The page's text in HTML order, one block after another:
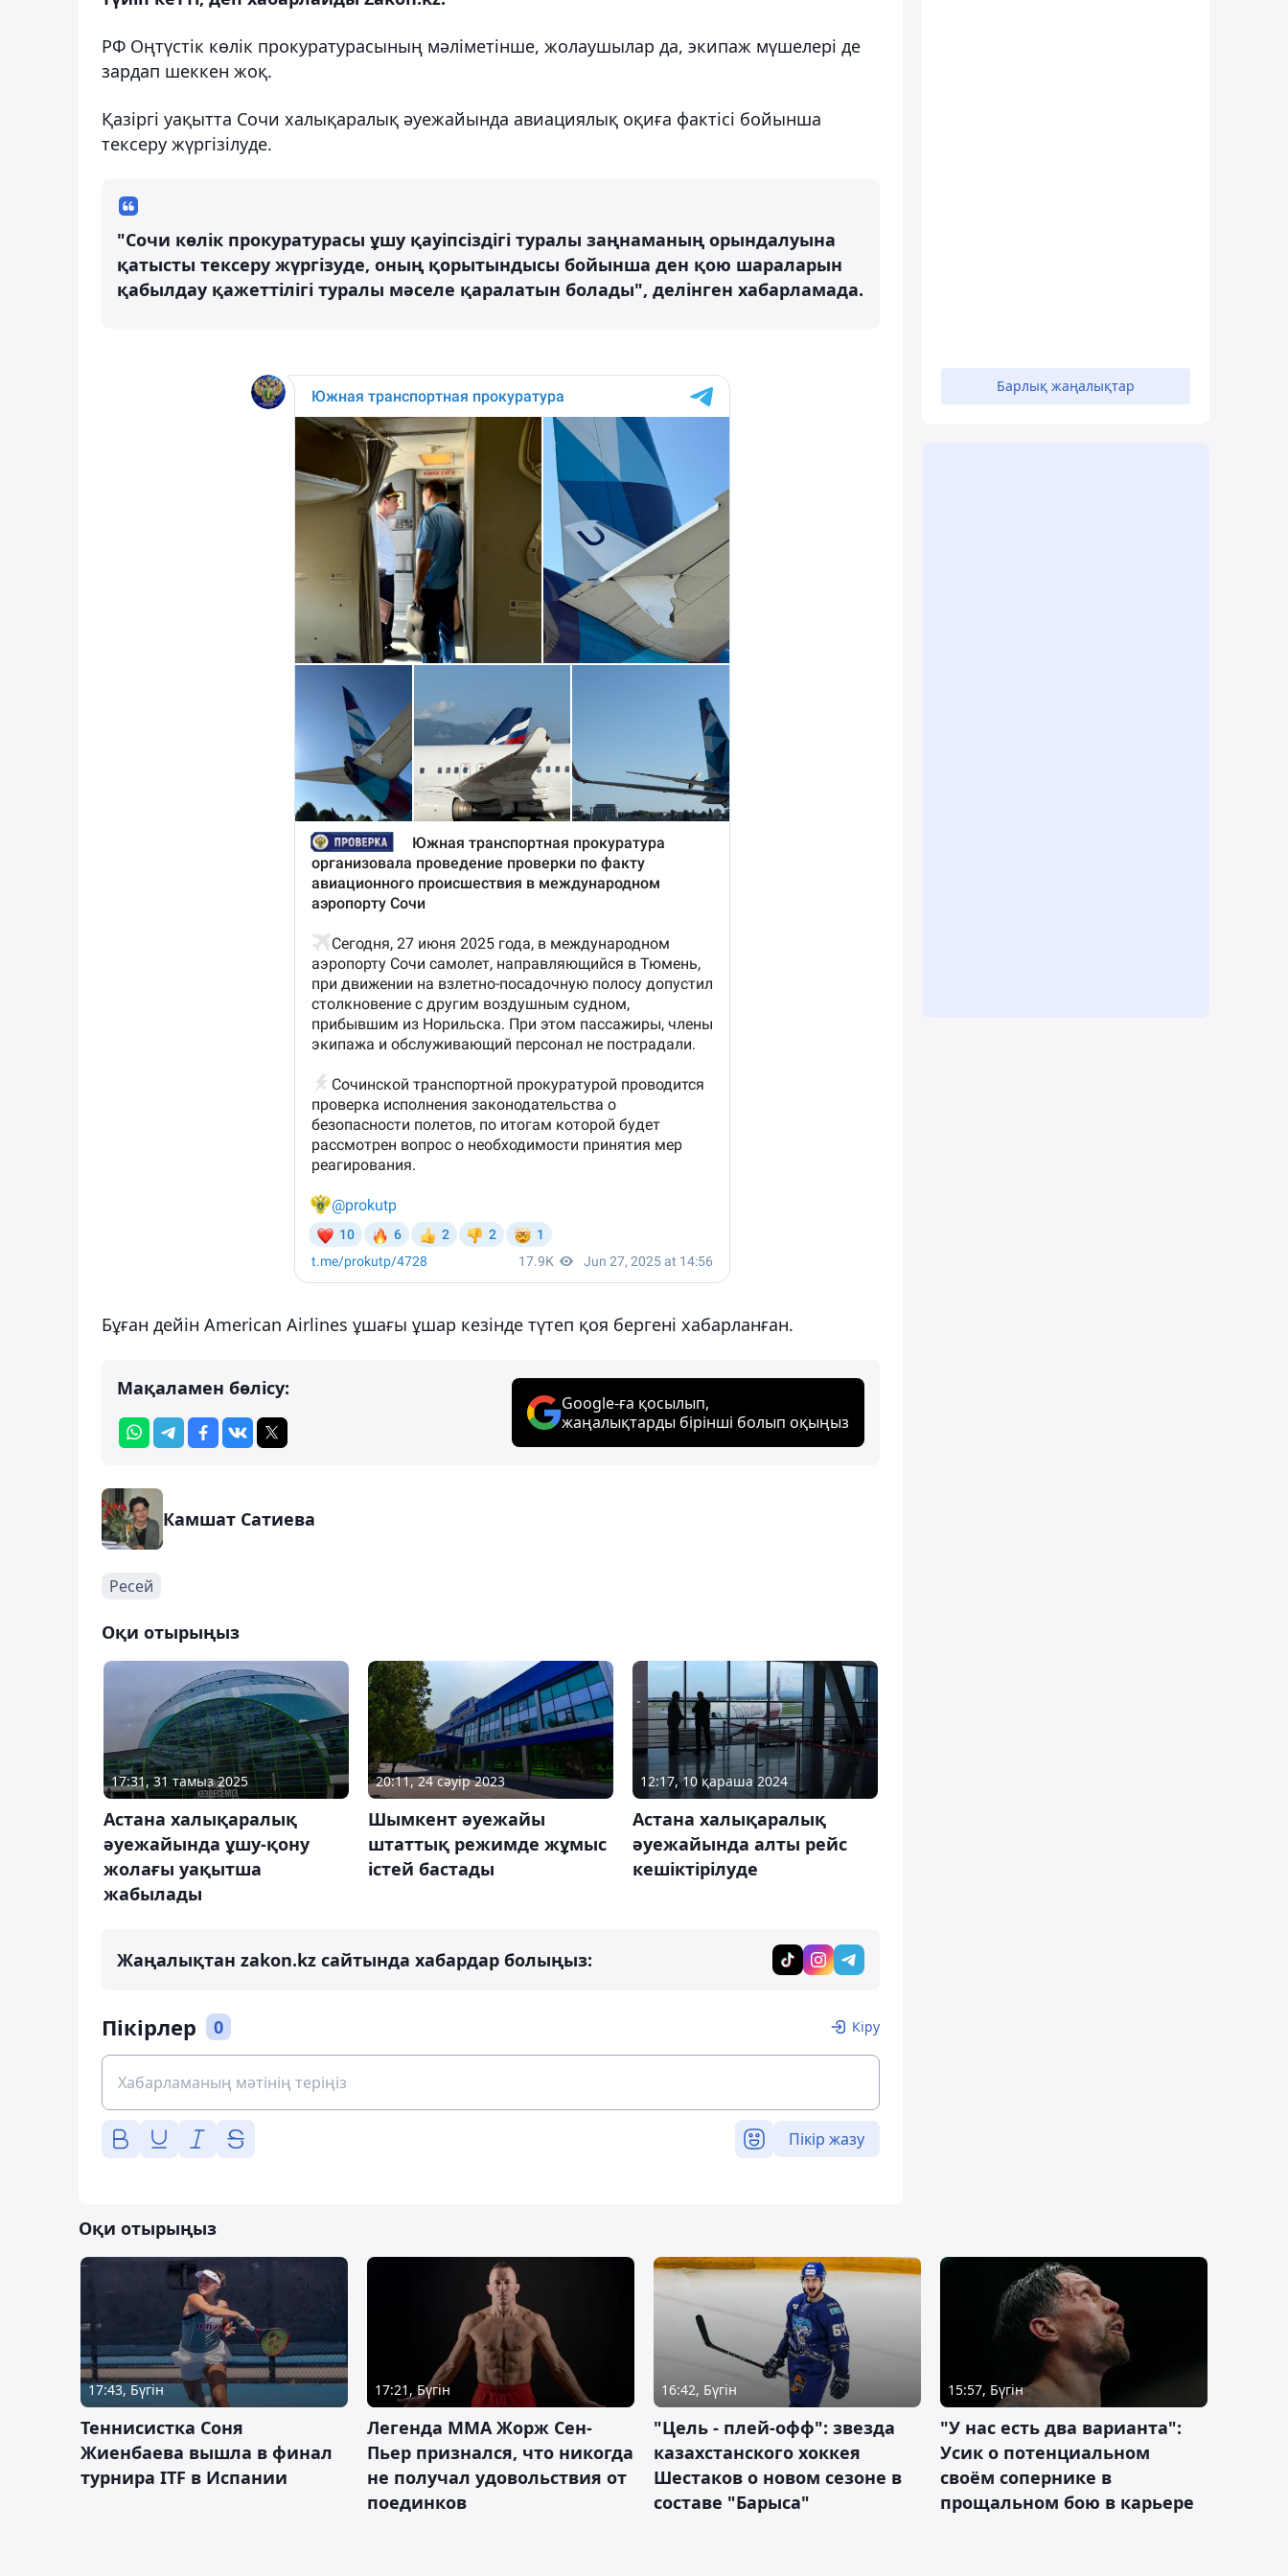
РФ Оңтүстік көлік прокуратурасының мәліметінше, жолаушылар да, экипаж мүшелері де
зардап шеккен жоқ.
Қазіргі уақытта Сочи халықаралық әуежайында авиациялық оқиға фактісі бойынша
тексеру жүргізілуде.
"Сочи көлік прокуратурасы ұшу қауіпсіздігі туралы заңнаманың орындалуына
қатысты тексеру жүргізуде, оның қорытындысы бойынша ден қою шараларын
қабылдау қажеттілігі туралы мәселе қаралатын болады", делінген хабарламада.
Бұған дейін American Airlines ұшағы ұшар кезінде түтеп қоя бергені хабарланған.
Мақаламен бөлісу:
Google-ға қосылып,
жаңалықтарды бірінші болып оқыңыз
Камшат Сатиева
Ресей
Оқи отырыңыз
17:31, 31 тамыз 2025
Астана халықаралық
әуежайында ұшу-қону
жолағы уақытша
жабылады
20:11, 24 сәуір 2023
Шымкент әуежайы
штаттық режимде жұмыс
істей бастады
12:17, 10 қараша 2024
Астана халықаралық
әуежайында алты рейс
кешіктірілуде
Жаңалықтан zakon.kz сайтында хабардар болыңыз:
Пікірлер 0 Кіру
Пікір жазу
Барлық жаңалықтар
Оқи отырыңыз
17:43, Бүгін
Теннисистка Соня
Жиенбаева вышла в финал
турнира ITF в Испании
17:21, Бүгін
Легенда ММА Жорж Сен-
Пьер признался, что никогда
не получал удовольствия от
поединков
16:42, Бүгін
"Цель - плей-офф": звезда
казахстанского хоккея
Шестаков о новом сезоне в
составе "Барыса"
15:57, Бүгін
"У нас есть два варианта":
Усик о потенциальном
своём сопернике в
прощальном бою в карьере